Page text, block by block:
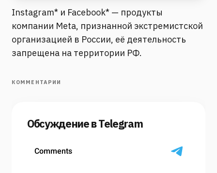
Instagram* и Facebook* — продукты
компании Meta, признанной экстремистской
организацией в России, её деятельность
запрещена на территории РФ.
КОММЕНТАРИИ
Обсуждение в Telegram